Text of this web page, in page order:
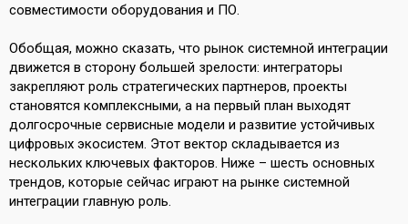
совместимости оборудования и ПО.
Обобщая, можно сказать, что рынок системной интеграции
движется в сторону большей зрелости: интеграторы
закрепляют роль стратегических партнеров, проекты
становятся комплексными, а на первый план выходят
долгосрочные сервисные модели и развитие устойчивых
цифровых экосистем. Этот вектор складывается из
нескольких ключевых факторов. Ниже – шесть основных
трендов, которые сейчас играют на рынке системной
интеграции главную роль.